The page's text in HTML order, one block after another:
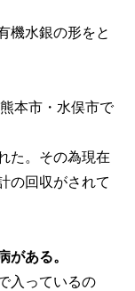
機水銀の形をと
本市・水俣市で
た。その為現在
の回収がされて
ある。
入っているの